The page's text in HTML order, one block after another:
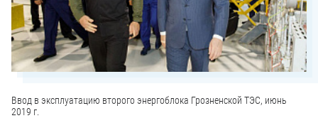
Ввод в эксплуатацию второго энергоблока Грозненской ТЭС, июнь
2019 г.